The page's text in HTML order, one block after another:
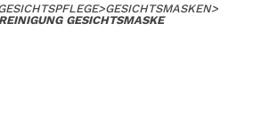
>GESICHTSMASKEN>
GESICHTSMASKE